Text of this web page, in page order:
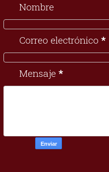
Nombre
Correo electrónico *
Mensaje *